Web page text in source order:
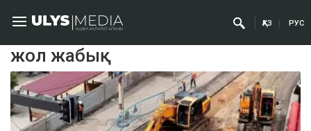
ҚАЗ РУС
жол жабық